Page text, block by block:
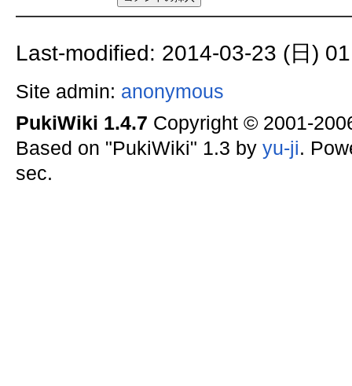
Last-modified: 2014-03-23 (日)
Site admin: anonymous
PukiWiki 1.4.7 Copyright © 2001-
Based on "PukiWiki" 1.3 by yu-ji.
sec.